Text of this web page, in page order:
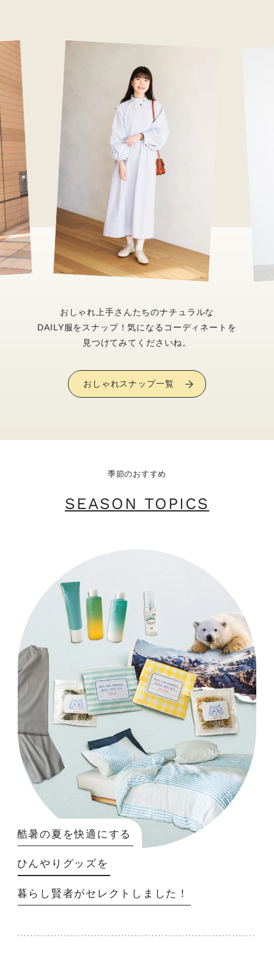
おしゃれ上手さんたちのナチュラルな
DAILY服をスナップ！気になるコーディネートを
見つけてみてくださいね。
おしゃれスナップ一覧
季節のおすすめ
SEASON TOPICS
酷暑の夏を快適にする
ひんやりグッズを
暮らし賢者がセレクトしました！